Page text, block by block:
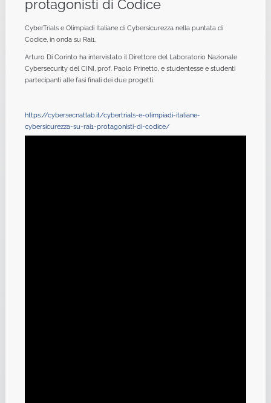
protagonisti di Codice
CyberTrials e Olimpiadi Italiane di Cybersicurezza nella puntata di
Codice, in onda su Rai1.
Arturo Di Corinto ha intervistato il Direttore del Laboratorio Nazionale
Cybersecurity del CINI, prof. Paolo Prinetto, e studentesse e studenti
partecipanti alle fasi finali dei due progetti.
https://cybersecnatlab.it/cybertrials-e-olimpiadi-italiane-
cybersicurezza-su-rai1-protagonisti-di-codice/